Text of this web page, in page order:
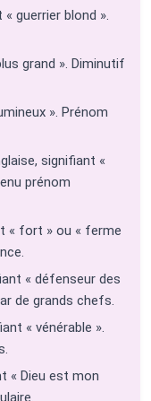
guerrier blond ».
grand ». Diminutif
». Prénom
signifiant «
prénom
« fort » ou « ferme
« défenseur des
de grands chefs.
« vénérable ».
« Dieu est mon